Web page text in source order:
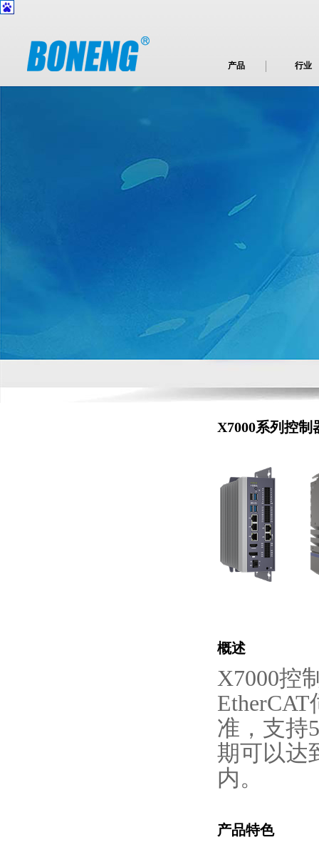
产品 行业
X7000系列控制
概述
X7000控
准，支持
期可以达
内。
产品特色